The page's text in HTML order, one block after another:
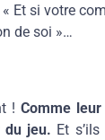
Et si votre
de soi »…
! Comme
du jeu. Et